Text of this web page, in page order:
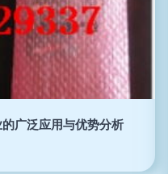
广泛应用与优势分析